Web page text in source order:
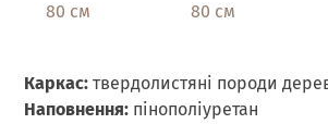
80 см 80 см
Каркас: твердолистяні породи
Наповнення: пінополіуретан